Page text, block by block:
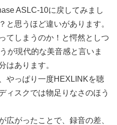
ASLC-10に戻してみまし
と思うほど違いがあります。
てしまうのか！と愕然としつ
が現代的な美音感と言いま
はあります。
やっぱり一度HEXLINKを聴
ィスクでは物足りなさのほう
広がったことで、録音の差、